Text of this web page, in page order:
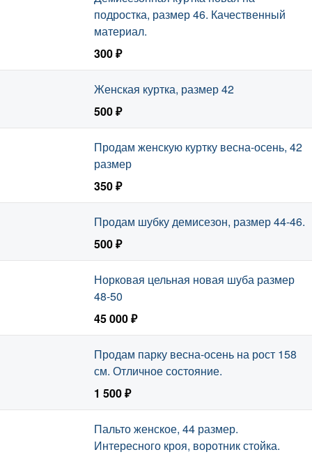
подростка, размер 46. Качественный
материал.
300 ₽
Женская куртка, размер 42
500 ₽
Продам женскую куртку весна-осень, 42
размер
350 ₽
Продам шубку демисезон, размер 44-46.
500 ₽
Норковая цельная новая шуба размер
48-50
45 000 ₽
Продам парку весна-осень на рост 158
см. Отличное состояние.
1 500 ₽
Пальто женское, 44 размер.
Интересного кроя, воротник стойка.